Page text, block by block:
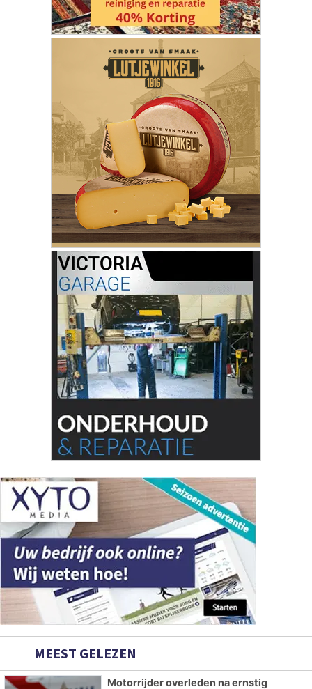
MEEST GELEZEN
Motorrijder overleden na ernstig